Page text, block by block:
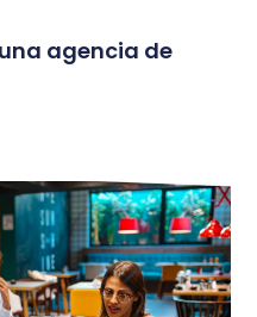
agencia de